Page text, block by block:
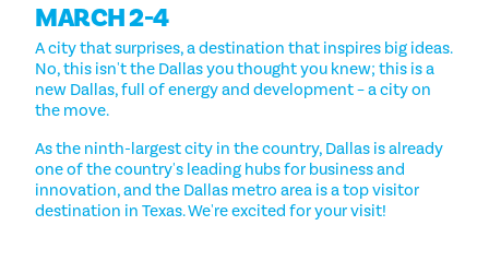
MARCH 2-4
A city that surprises, a destination that inspires big ideas.
No, this isn't the Dallas you thought you knew; this is a
new Dallas, full of energy and development – a city on
the move.
As the ninth-largest city in the country, Dallas is already
one of the country's leading hubs for business and
innovation, and the Dallas metro area is a top visitor
destination in Texas. We're excited for your visit!